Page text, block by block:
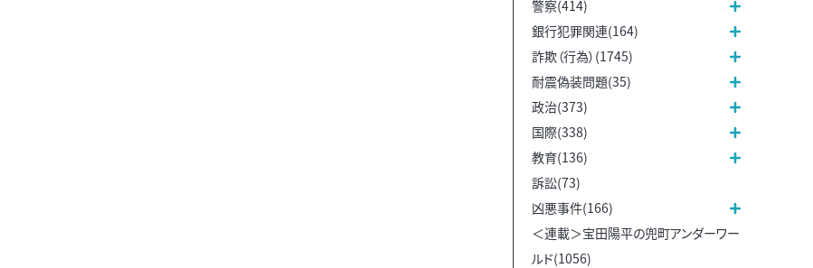
警察(414)
銀行犯罪関連(164)
詐欺（行為）(1745)
耐震偽装問題(35)
政治(373)
国際(338)
教育(136)
訴訟(73)
凶悪事件(166)
＜連載＞宝田陽平の兜町アンダーワー
ルド(1056)